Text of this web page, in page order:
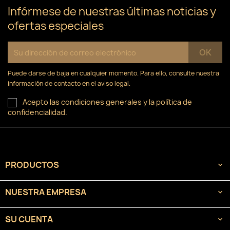
Infórmese de nuestras últimas noticias y
ofertas especiales
Puede darse de baja en cualquier momento. Para ello, consulte nuestra
información de contacto en el aviso legal.
Acepto las condiciones generales y la política de
confidencialidad.
PRODUCTOS 
NUESTRA EMPRESA 
SU CUENTA 